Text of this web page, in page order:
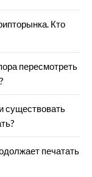
Кто
пересмотреть
существовать
печатать